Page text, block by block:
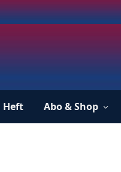
Heft Abo & Shop